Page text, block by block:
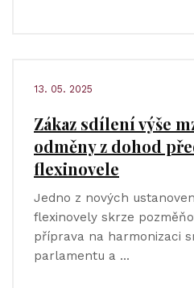
13. 05. 2025
Zákaz sdílení výše
odměny z dohod
flexinovele
Jedno z nových
flexinovely skrze
příprava na harmonizaci
parlamentu a …